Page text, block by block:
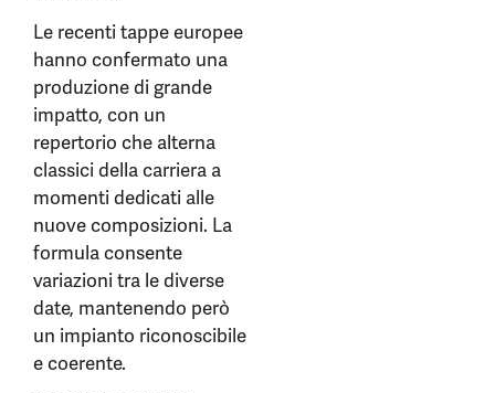
Le recenti tappe europee
hanno confermato una
produzione di grande
impatto, con un
repertorio che alterna
classici della carriera a
momenti dedicati alle
nuove composizioni. La
formula consente
variazioni tra le diverse
date, mantenendo però
un impianto riconoscibile
e coerente.